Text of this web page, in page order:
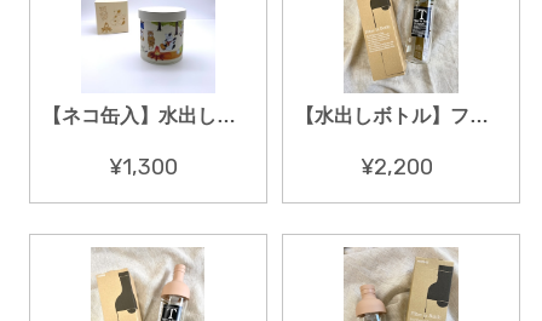
【ネコ缶入】水出し冷煎茶さやかティーバッグ 10個
¥1,300
【水出しボトル】フィルターインボトル 750ml スモーキーグリーン
¥2,200